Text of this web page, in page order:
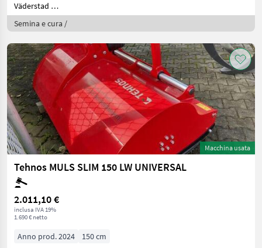
Väderstad
Ra
Semina e cura /
Macchina usata
Tehnos MULS SLIM 150 LW UNIVERSAL
2.011,10 €
inclusa IVA 19%
1.690 € netto
Anno prod. 2024
150 cm